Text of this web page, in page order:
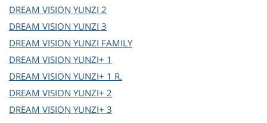
DREAM VISION YUNZI 2
DREAM VISION YUNZI 3
DREAM VISION YUNZI FAMILY
DREAM VISION YUNZI+ 1
DREAM VISION YUNZI+ 1 R.
DREAM VISION YUNZI+ 2
DREAM VISION YUNZI+ 3